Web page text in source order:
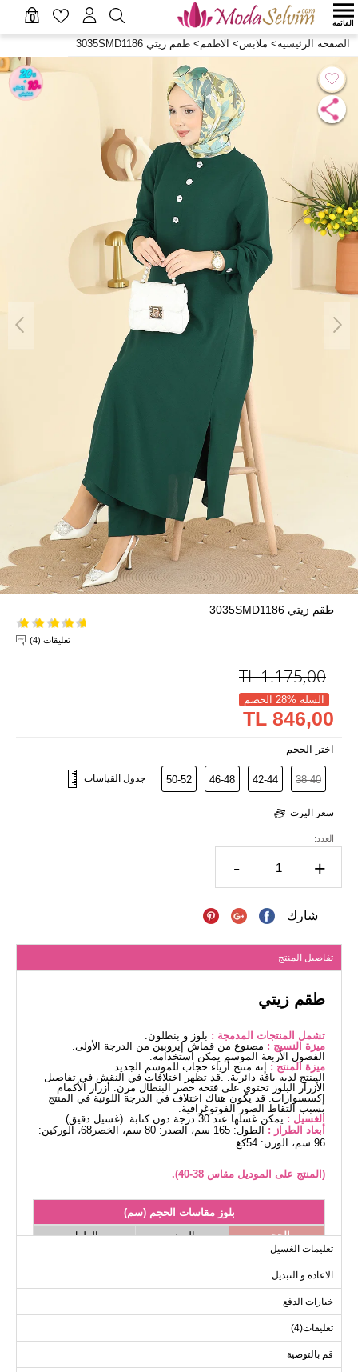
0 القائمة
الصفحة الرئيسية> ملابس> الاطقم> طقم زيتي 3035SMD1186
طقم زيتي 3035SMD1186
تعليقات (4)
1.175,00
TL
السلة %28 الخصم
846,00 TL
اختر الحجم
38-40
42-44
46-48
50-52 جدول القياسات
سعر اليرت
العدد:
- +
شارك
تفاصيل المنتج
طقم زيتي
تشمل المنتجات المدمجة : بلوز و بنطلون.
ميزة النسيج : مصنوع من قماش إيروبين من الدرجة الأولى.
الفصول الأربعة الموسم يمكن استخدامه.
ميزة المنتج : إنه منتج أزياء حجاب للموسم الجديد.
المنتج لديه ياقة دائرية. .قد تظهر اختلافات في النقش في تفاصيل
الأزرار البلوز تحتوي على فتحة خصر البنطال مرن. أزرار الأكمام
إكسسوارات. قد يكون هناك اختلاف في الدرجة اللونية في المنتج
بسبب التقاط الصور الفوتوغرافية.
الغسيل : يمكن غسلها عند 30 درجة دون كتابة. (غسيل دقيق)
أبعاد الطراز :
الطول: 165 سم، الصدر: 80 سم، الخصر68، الوركين:
96 سم، الوزن: 54كغ
(المنتج على الموديل مقاس 38-40).
بلوز مقاسات الحجم (سم)
الحجم
الصدر
الطول
38-40
42-44
46-48
50-52
124
116
تعليمات الغسيل
الاعادة و التبديل
خيارات الدفع
تعليقات(4)
قم بالتوصية